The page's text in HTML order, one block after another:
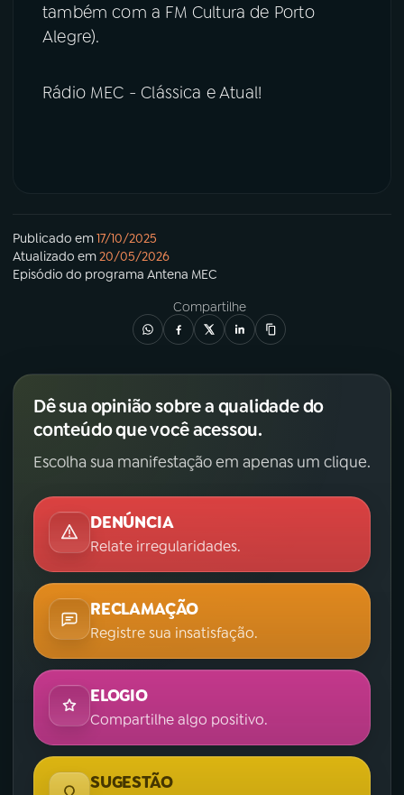
também com a FM Cultura de Porto
Alegre).
Rádio MEC - Clássica e Atual!
Publicado em17/10/2025
Atualizado em20/05/2026
Episódio do programa Antena MEC
Compartilhe
Dê sua opinião sobre a qualidade do
conteúdo que você acessou.
Escolha sua manifestação em apenas um clique.
DENÚNCIA
Relate irregularidades.
RECLAMAÇÃO
Registre sua insatisfação.
ELOGIO
Compartilhe algo positivo.
SUGESTÃO